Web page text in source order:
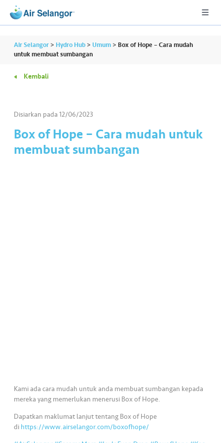
Air Selangor > Hydro Hub > Umum > Box of Hope – Cara mudah
untuk membuat sumbangan
Kembali
Disiarkan pada12/06/2023
Box of Hope – Cara mudah untuk
membuat sumbangan
Kami ada cara mudah untuk anda membuat sumbangan kepada
mereka yang memerlukan menerusi Box of Hope.
Dapatkan maklumat lanjut tentang Box of Hope
di https://www.airselangor.com/boxofhope/
A
P
er
u
•••
•••
N
ia
a